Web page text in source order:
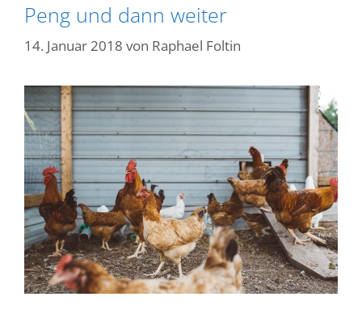
Peng und dann weiter
14. Januar 2018 von Raphael Foltin